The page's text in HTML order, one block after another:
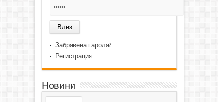
Забравена парола?
Регистрация
Новини